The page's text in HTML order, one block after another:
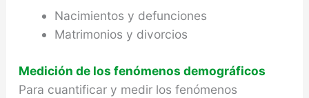
Nacimientos y defunciones
Matrimonios y divorcios
Medición de los fenómenos demográficos
Para cuantificar y medir los fenómenos